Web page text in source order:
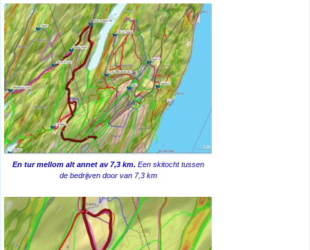
En tur mellom alt annet av 7,3 km. Een skitocht tussen
de bedrijven door van 7,3 km